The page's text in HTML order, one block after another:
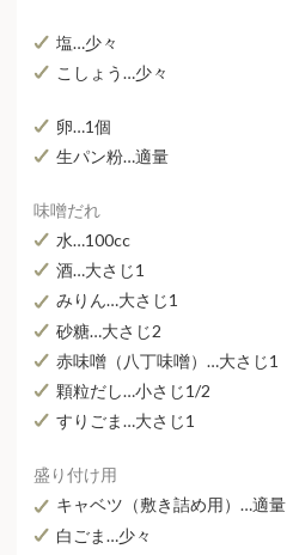
塩…少々
こしょう…少々
卵…1個
生パン粉…適量
味噌だれ
水…100cc
酒…大さじ1
みりん…大さじ1
砂糖…大さじ2
赤味噌（八丁味噌）…大さじ1
顆粒だし…小さじ1/2
すりごま…大さじ1
盛り付け用
キャベツ（敷き詰め用）…適量
白ごま…少々